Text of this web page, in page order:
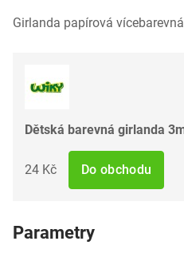
Girlanda papírová
Dětská barevná girlanda
24 Kč Do obchodu
Parametry